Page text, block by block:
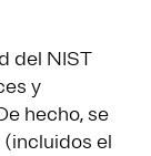
del NIST
y
hecho, se
el